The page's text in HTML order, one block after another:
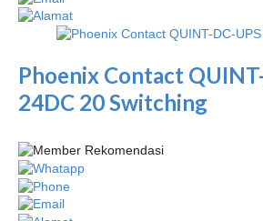
Phoenix Contact
24DC 20 Switching